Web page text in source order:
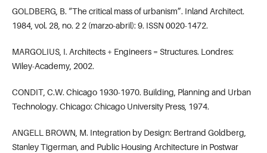
GOLDBERG, B. “The critical mass of urbanism”. Inland Architect.
1984, vol. 28, no. 2 2 (marzo-abril): 9. ISSN 0020-1472.
MARGOLIUS, I. Architects + Engineers = Structures. Londres:
Wiley-Academy, 2002.
CONDIT, C.W. Chicago 1930-1970. Building, Planning and Urban
Technology. Chicago: Chicago University Press, 1974.
ANGELL BROWN, M. Integration by Design: Bertrand Goldberg,
Stanley Tigerman, and Public Housing Architecture in Postwar